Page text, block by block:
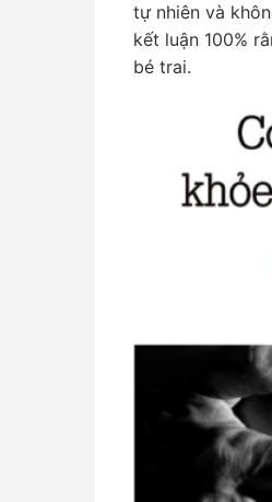
tự nhiên và
kết luận 100%
bé trai.